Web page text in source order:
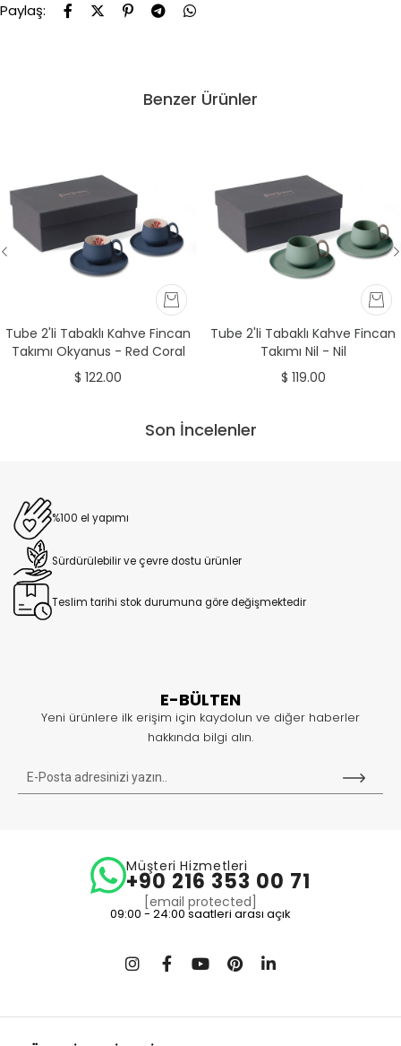
Paylaş:
%100 el yapımı
Sürdürülebilir ve çevre dostu ürünler
Teslim tarihi stok durumuna göre değişmektedir
Benzer Ürünler
Tube 2'li Tabaklı Kahve Fincan
Takımı Okyanus - Red Coral
$ 122.00
Tube 2'li Tabaklı Kahve Fincan
Takımı Nil - Nil
$ 119.00
Son İncelenler
E-BÜLTEN
Yeni ürünlere ilk erişim için kaydolun ve diğer haberler
hakkında bilgi alın.
Müşteri Hizmetleri
+90 216 353 00 71
[email protected]
09:00 - 24:00 saatleri arası açık